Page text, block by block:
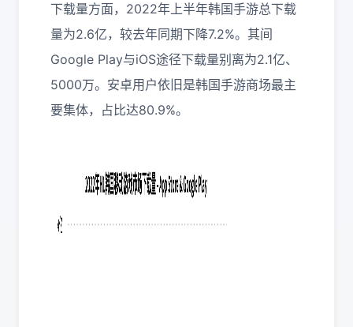
下载量方面，2022年上半年韩国手游总下载
量为2.6亿，较去年同期下降7.2%。其间
Google Play与iOS途径下载量别离为2.1亿、
5000万。安卓用户依旧是韩国手游商场最主
要集体，占比达80.9%。